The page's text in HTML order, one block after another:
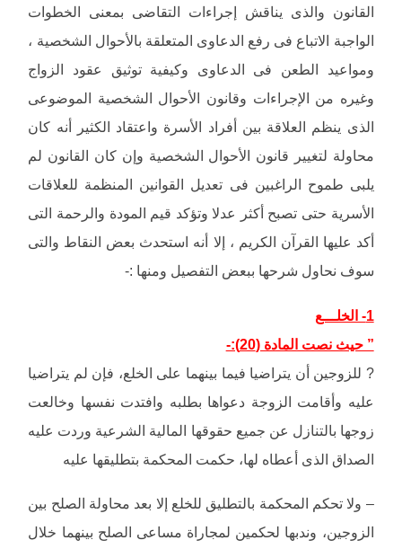
القانون والذى يناقش إجراءات التقاضى بمعنى الخطوات
الواجبة الاتباع فى رفع الدعاوى المتعلقة بالأحوال الشخصية ،
ومواعيد الطعن فى الدعاوى وكيفية توثيق عقود الزواج
وغيره من الإجراءات وقانون الأحوال الشخصية الموضوعى
الذى ينظم العلاقة بين أفراد الأسرة واعتقاد الكثير أنه كان
محاولة لتغيير قانون الأحوال الشخصية وإن كان القانون لم
يلبى طموح الراغبين فى تعديل القوانين المنظمة للعلاقات
الأسرية حتى تصبح أكثر عدلا وتؤكد قيم المودة والرحمة التى
أكد عليها القرآن الكريم ، إلا أنه استحدث بعض النقاط والتى
سوف نحاول شرحها ببعض التفصيل ومنها :-
1- الخلـــع
” حيث نصت المادة (20):-
? للزوجين أن يتراضيا فيما بينهما على الخلع، فإن لم يتراضيا
عليه وأقامت الزوجة دعواها بطلبه وافتدت نفسها وخالعت
زوجها بالتنازل عن جميع حقوقها المالية الشرعية وردت عليه
الصداق الذى أعطاه لها، حكمت المحكمة بتطليقها عليه
– ولا تحكم المحكمة بالتطليق للخلع إلا بعد محاولة الصلح بين
الزوجين، وندبها لحكمين لمجاراة مساعى الصلح بينهما خلال